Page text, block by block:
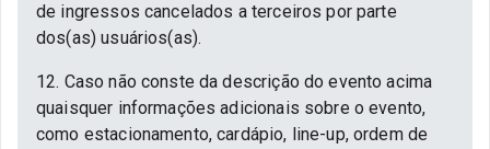
de ingressos cancelados a terceiros por parte
dos(as) usuários(as).
12. Caso não conste da descrição do evento acima
quaisquer informações adicionais sobre o evento,
como estacionamento, cardápio, line-up, ordem de